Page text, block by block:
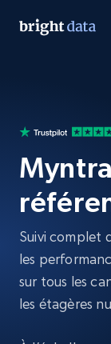
Suivi complet
les
sur tous les
les étagères